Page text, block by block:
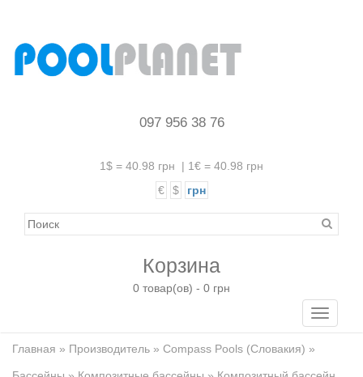
097 956 38 76
1$ = 40.98 грн | 1€ = 40.98 грн
€
$ грн
Корзина
0 товар(ов) - 0 грн
Toggle
Главная » Производитель » Compass Pools (Словакия) »